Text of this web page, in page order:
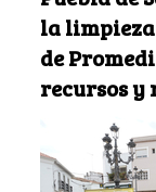
la
de
recursos